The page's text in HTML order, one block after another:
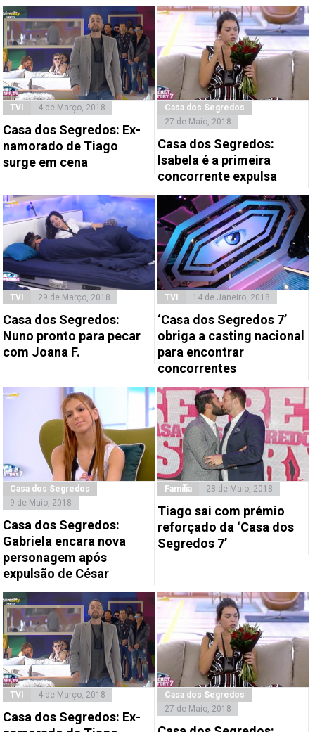
TVI 4 de Março, 2018
Casa dos Segredos: Ex-
namorado de Tiago
surge em cena
Casa dos Segredos
27 de Maio, 2018
Casa dos Segredos:
Isabela é a primeira
concorrente expulsa
TVI 29 de Março, 2018
Casa dos Segredos:
Nuno pronto para pecar
com Joana F.
TVI 14 de Janeiro, 2018
‘Casa dos Segredos 7’
obriga a casting nacional
para encontrar
concorrentes
Casa dos Segredos
9 de Maio, 2018
Casa dos Segredos:
Gabriela encara nova
personagem após
expulsão de César
Família 28 de Maio, 2018
Tiago sai com prémio
reforçado da ‘Casa dos
Segredos 7’
TVI 4 de Março, 2018
Casa dos Segredos: Ex-
Casa dos Segredos
27 de Maio, 2018